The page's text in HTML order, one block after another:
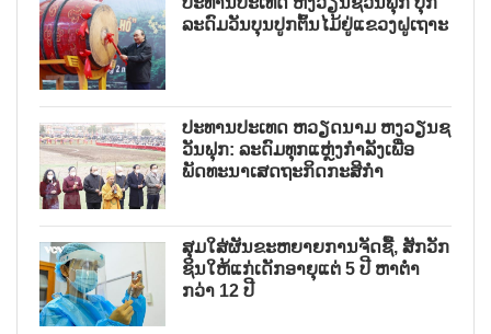
ລະດົມວັນບຸນປູກຕົ້ນໄມ້ຢູ່ແຂວງຝູເຖາະ
ປະທານປະເທດ ຫວຽດນາມ ຫງວຽນຊ
ວັນຟຸກ: ລະດົມທຸກແຫຼ່ງກຳລັງເພື່ອ
ພັດທະນາເສດຖະກິດກະສິກຳ
ສຸມໃສ່ຜັນຂະຫຍາຍການຈັດຊື້, ສັກວັກ
ຊິນໃຫ້ແກ່ເດັກອາຍຸແຕ່ 5 ປີ ຫາຕ່ຳ
ກວ່າ 12 ປີ